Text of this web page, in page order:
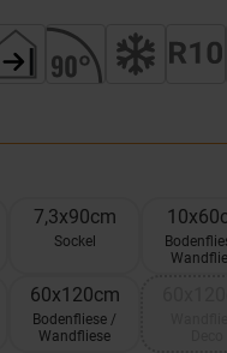
7,3x90cm
Sockel
60x120cm
Bodenfliese /
Wandfliese